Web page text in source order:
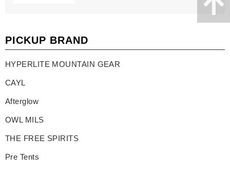
PICKUP BRAND
HYPERLITE MOUNTAIN GEAR
CAYL
Afterglow
OWL MILS
THE FREE SPIRITS
Pre Tents